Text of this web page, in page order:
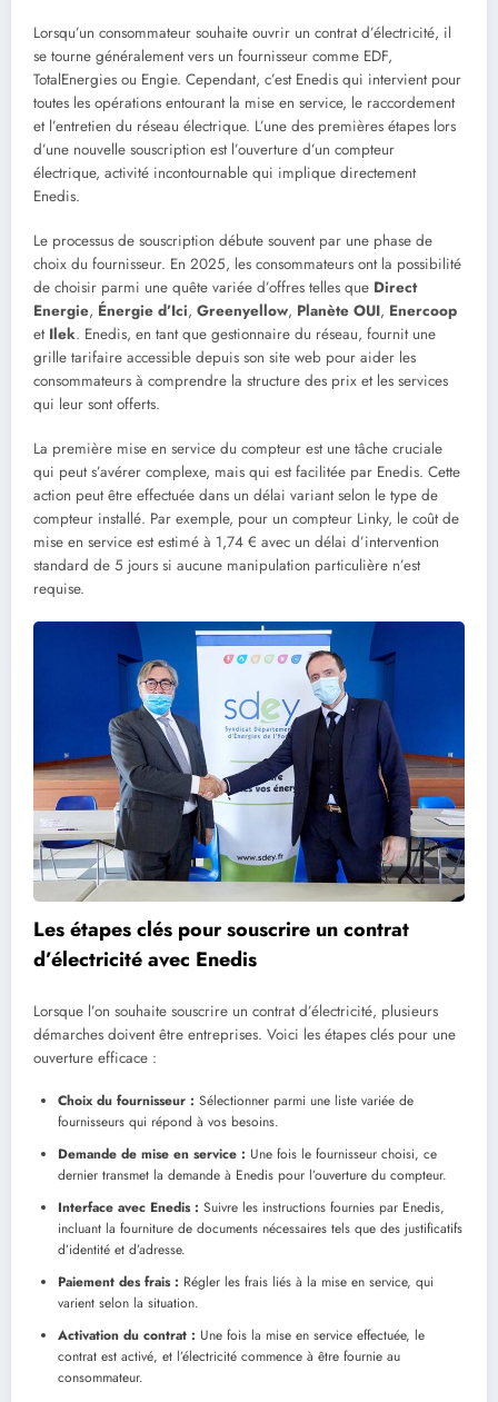
Lorsqu’un consommateur souhaite ouvrir un contrat d’électricité, il
se tourne généralement vers un fournisseur comme EDF,
TotalEnergies ou Engie. Cependant, c’est Enedis qui intervient pour
toutes les opérations entourant la mise en service, le raccordement
et l’entretien du réseau électrique. L’une des premières étapes lors
d’une nouvelle souscription est l’ouverture d’un compteur
électrique, activité incontournable qui implique directement
Enedis.
Le processus de souscription débute souvent par une phase de
choix du fournisseur. En 2025, les consommateurs ont la possibilité
de choisir parmi une quête variée d’offres telles que Direct
Energie, Énergie d’Ici, Greenyellow, Planète OUI, Enercoop
et Ilek. Enedis, en tant que gestionnaire du réseau, fournit une
grille tarifaire accessible depuis son site web pour aider les
consommateurs à comprendre la structure des prix et les services
qui leur sont offerts.
La première mise en service du compteur est une tâche cruciale
qui peut s’avérer complexe, mais qui est facilitée par Enedis. Cette
action peut être effectuée dans un délai variant selon le type de
compteur installé. Par exemple, pour un compteur Linky, le coût de
mise en service est estimé à 1,74 € avec un délai d’intervention
standard de 5 jours si aucune manipulation particulière n’est
requise.
Les étapes clés pour souscrire un contrat
d’électricité avec Enedis
Lorsque l’on souhaite souscrire un contrat d’électricité, plusieurs
démarches doivent être entreprises. Voici les étapes clés pour une
ouverture efficace :
Choix du fournisseur : Sélectionner parmi une liste variée de
fournisseurs qui répond à vos besoins.
Demande de mise en service : Une fois le fournisseur choisi, ce
dernier transmet la demande à Enedis pour l’ouverture du compteur.
Interface avec Enedis : Suivre les instructions fournies par Enedis,
incluant la fourniture de documents nécessaires tels que des justificatifs
d’identité et d’adresse.
Paiement des frais : Régler les frais liés à la mise en service, qui
varient selon la situation.
Activation du contrat : Une fois la mise en service effectuée, le
contrat est activé, et l’électricité commence à être fournie au
consommateur.